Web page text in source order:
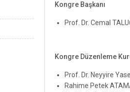
Kongre Başkanı
Prof. Dr. Cemal
Kongre Düzenleme
Prof. Dr. Neyyire
Rahime Petek